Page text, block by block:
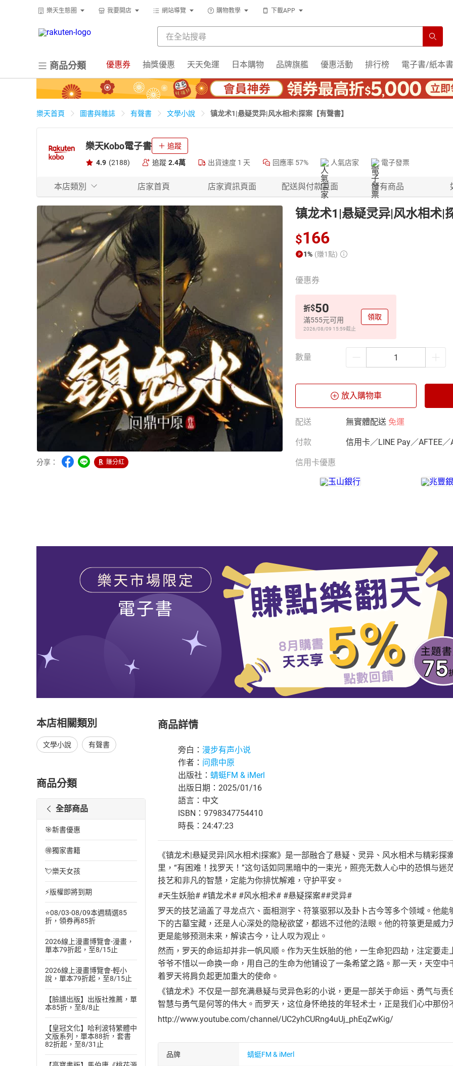
樂天生態圈 我要開店 網站導覽 購物教學 下載APP
商品分類 優惠券 抽獎優惠 天天免運 日本購物 品牌旗艦 優惠活動 排行榜 電子書/紙本書
樂天首頁 圖書與雜誌 有聲書 文學小說 镇龙术1|悬疑灵异|风水相术|探案【有聲書】
樂天Kobo電子書 追蹤
4.9 (2188) 追蹤 2.4萬 出貨速度 1 天 回應率 57% 人氣店家 電子發票
本店類別 店家首頁 店家資訊頁面 配送與付款頁面 所有商品
分享： 賺分紅
镇龙术1|悬疑灵异|风水相术|
$166
1% (賺1點)
優惠券
折$50
滿555元可用
2026/08/09 15:59截止
領取
數量
放入購物車
配送 無實體配送 免運
付款 信用卡／LINE Pay／AFTEE／
信用卡優惠
本店相關類別
文學小說 有聲書
商品分類
全部商品
🎯新書優惠
🉐獨家書籍
💘樂天女孩
⚡版權即將到期
⭐08/03-08/09本週精選85
折，領券再85折
2026線上漫畫博覽會-漫畫，
單本79折起，至8/15止
2026線上漫畫博覽會-輕小
說，單本79折起，至8/15止
【臉譜出版】出版社推薦，單
本85折，至8/8止
【皇冠文化】哈利波特繁體中
文版系列，單本88折，套書
82折起，至8/31止
商品詳情
旁白： 漫步有声小说
作者： 问鼎中原
出版社： 蜻蜓FM & iMerl
出版日期：2025/01/16
語言：中文
ISBN：9798347754410
時長：24:47:23
《镇龙术|悬疑灵异|风水相术|探案》是一部融合了悬疑、灵异、风水相术与精彩
里，“有困难！找罗天！”这句话如同黑暗中的一束光，照亮无数人心中的恐惧与
技艺和非凡的智慧，定能为你排忧解难，守护平安。
#天生妖胎# #镇龙术# #风水相术# #悬疑探案##灵异#
罗天的技艺涵盖了寻龙点穴、面相测字、符箓驱邪以及卦卜古今等多个领域。他
下的古墓宝藏，还是人心深处的隐秘欲望，都逃不过他的法眼。他的符箓更是威
更是能够预测未来，解读古今，让人叹为观止。
然而，罗天的命运却并非一帆风顺。作为天生妖胎的他，一生命犯四劫，注定要
爷爷不惜以一命换一命，用自己的生命为他铺设了一条希望之路。那一天，天空
着罗天将肩负起更加重大的使命。
《镇龙术》不仅是一部充满悬疑与灵异色彩的小说，更是一部关于命运、勇气与
智慧与勇气是何等的伟大。而罗天，这位身怀绝技的年轻术士，正是我们心中那
http://www.youtube.com/channel/UC2yhCURng4uUj_phEqZwKig/
品牌 蜻蜓FM & iMerl